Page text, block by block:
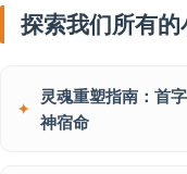
探索我们所有
灵魂重塑指南：首
神宿命